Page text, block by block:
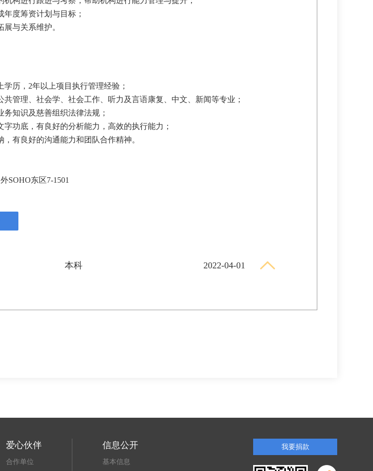
年度筹资计划与目标；
展与关系维护。
学历，2年以上项目执行管理经验；
共管理、社会学、社会工作、听力及言语康复、中文、新闻等专业；
务知识及慈善组织法律法规；
字功底，有良好的分析能力，高效的执行能力；
，有良好的沟通能力和团队合作精神。
SOHO东区7-1501
本科 2022-04-01
爱心伙伴
合作单位
信息公开
基本信息
我要捐款